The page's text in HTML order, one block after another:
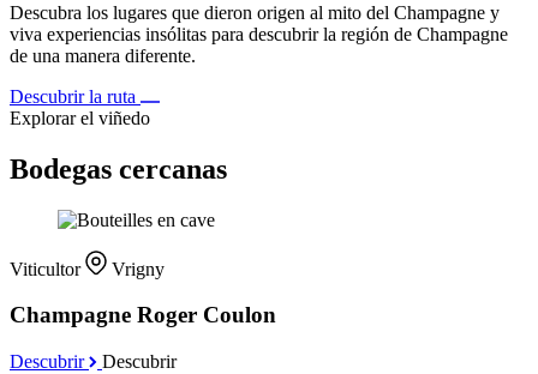
Descubra los lugares que dieron origen al mito del Champagne y
viva experiencias insólitas para descubrir la región de Champagne
de una manera diferente.
Descubrir la ruta
Explorar el viñedo
Bodegas cercanas
Viticultor Vrigny
Champagne Roger Coulon
Descubrir Descubrir